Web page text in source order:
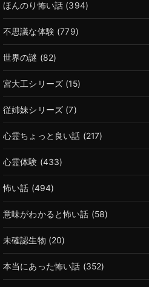
ほんのり怖い話 (394)
不思議な体験(779)
世界の謎 (82)
宮大工シリーズ (15)
従姉妹シリーズ (7)
心霊ちょっと良い話 (217)
心霊体験 (433)
怖い話 (494)
意味がわかると怖い話 (58)
未確認生物 (20)
本当にあった怖い話 (352)